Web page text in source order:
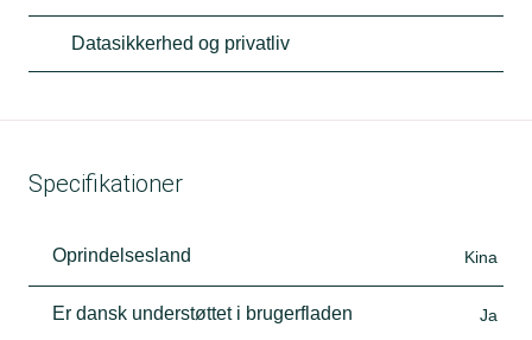
Datasikkerhed og privatliv
Specifikationer
Oprindelsesland Kina
Er dansk understøttet i brugerfladen Ja